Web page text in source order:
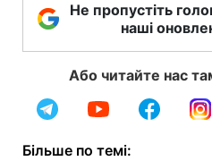
Не пропустіть
наші
Або читайте нас
Більше по темі: